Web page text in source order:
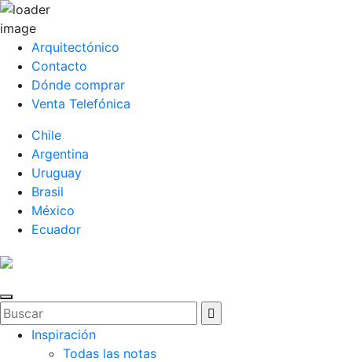
Arquitectónico
Contacto
Dónde comprar
Venta Telefónica
Chile
Argentina
Uruguay
Brasil
México
Ecuador
Inspiración
Todas las notas